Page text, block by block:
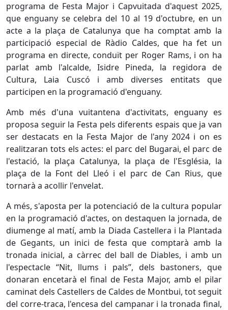
programa de Festa Major i Capvuitada d'aquest 2025,
que enguany se celebra del 10 al 19 d'octubre, en un
acte a la plaça de Catalunya que ha comptat amb la
participació especial de Ràdio Caldes, que ha fet un
programa en directe, conduït per Roger Rams, i on ha
parlat amb l'alcalde, Isidre Pineda, la regidora de
Cultura, Laia Cuscó i amb diverses entitats que
participen en la programació d'enguany.
Amb més d'una vuitantena d'activitats, enguany es
proposa seguir la Festa pels diferents espais que ja van
ser destacats en la Festa Major de l'any 2024 i on es
realitzaran tots els actes: el parc del Bugarai, el parc de
l'estació, la plaça Catalunya, la plaça de l'Església, la
plaça de la Font del Lleó i el parc de Can Rius, que
tornarà a acollir l'envelat.
A més, s'aposta per la potenciació de la cultura popular
en la programació d'actes, on destaquen la jornada, de
diumenge al matí, amb la Diada Castellera i la Plantada
de Gegants, un inici de festa que comptarà amb la
tronada inicial, a càrrec del ball de Diables, i amb un
l'espectacle “Nit, llums i pals”, dels bastoners, que
donaran encetarà el final de Festa Major, amb el pilar
caminat dels Castellers de Caldes de Montbui, tot seguit
del corre-traca, l'encesa del campanar i la tronada final,